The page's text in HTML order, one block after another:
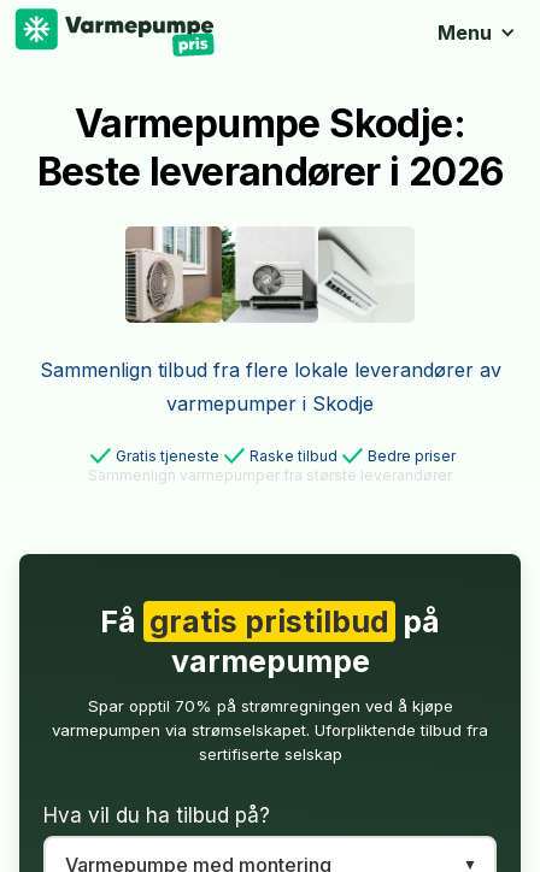
Menu
Varmepumpe Skodje:
Beste leverandører i 2026
Sammenlign tilbud fra flere lokale leverandører av
varmepumper i Skodje
Gratis tjeneste Raske tilbud
Bedre priser
Sammenlign varmepumper fra største leverandører
Få gratis pristilbud på
varmepumpe
Spar opptil 70% på strømregningen ved å kjøpe
varmepumpen via strømselskapet. Uforpliktende tilbud fra
sertifiserte selskap
Hva vil du ha tilbud på?